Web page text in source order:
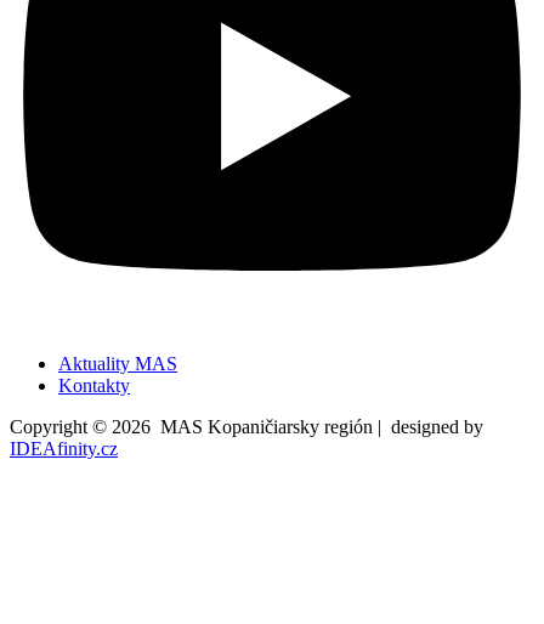
Aktuality MAS
Kontakty
Copyright © 2026 MAS Kopaničiarsky región | designed by
IDEAfinity.cz